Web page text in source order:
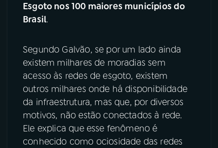
ACOMPANHE A RÁDIO NACIONAL
Instagram
TikTok
Esgoto nos 100 maiores municípios do
Brasil.
Segundo Galvão, se por um lado ainda
existem milhares de moradias sem
acesso às redes de esgoto, existem
outros milhares onde há disponibilidade
da infraestrutura, mas que, por diversos
motivos, não estão conectados à rede.
Ele explica que esse fenômeno é
conhecido como ociosidade das redes